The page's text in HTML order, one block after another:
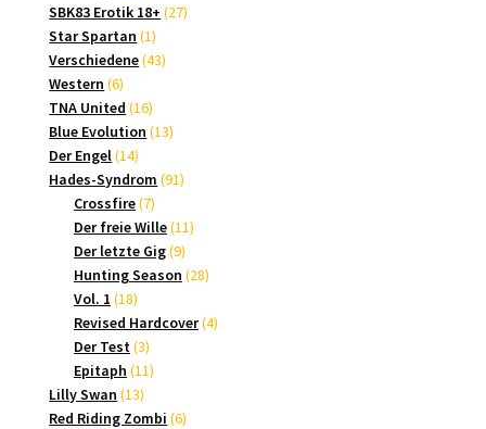
Produkte
SBK83 Erotik 18+ 2727
Star Spartan 11
Produkt
Verschiedene 4343
Western 66
Produkte
TNA United 1616
Produkte
Blue Evolution 1313
Der Engel 1414
Produkte
Hades-Syndrom 9191
Crossfire 77
Produkte
Der freie Wille 1111
Der letzte Gig 99
Produkte
Hunting Season 2828
Vol. 1 1818
Produkte
Revised Hardcover 44
Der Test 33
Produkte
Epitaph 1111
Lilly Swan 1313
Produkte
Red Riding Zombi 66